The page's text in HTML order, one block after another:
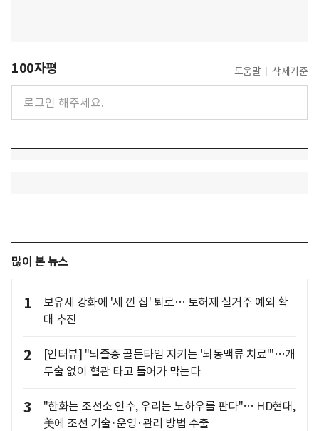
100자평 도움말 삭제기준
많이 본 뉴스
1
보유세 강화에 '세 낀 집' 퇴로… 토허제 실거주 예외 확
대 추진
2
[인터뷰] "뇌졸중 골든타임 지키는 '뇌동맥류 치료'"…개
두술 없이 혈관 타고 들어가 막는다
3
"한화는 조선소 인수, 우리는 노하우를 판다"… HD현대,
美에 조선 기술·운영·관리 방법 수출